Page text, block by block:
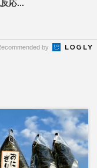
応...
by